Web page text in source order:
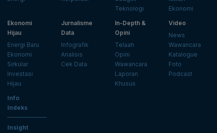
Teknologi
Ekonomi
Ekonomi
Hijau
Energi Baru
Ekonomi
Sirkular
Investasi
Hijau
Jurnalisme
Data
Infografik
Analisis
Cek Data
In-Depth &
Opini
Telaah
Opini
Wawancara
Laporan
Khusus
Video
News
Wawancara
Katalogue
Foto
Podcast
Info
Indeks
Insight